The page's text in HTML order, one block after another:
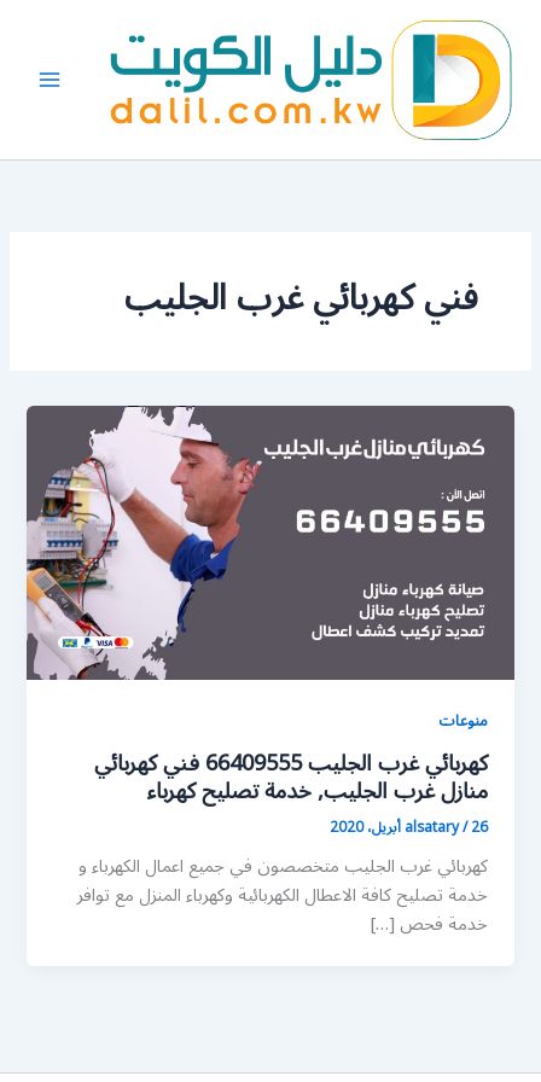
المحتوى
فني كهربائي غرب الجليب
منوعات
كهربائي غرب الجليب 66409555 فني كهربائي
منازل غرب الجليب, خدمة تصليح كهرباء
alsatary/26 أبريل، 2020
كهربائي غرب الجليب متخصصون في جميع اعمال الكهرباء و
خدمة تصليح كافة الاعطال الكهربائية وكهرباء المنزل مع توافر
خدمة فحص […]